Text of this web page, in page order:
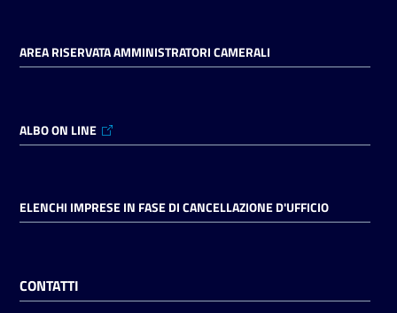
AREA RISERVATA AMMINISTRATORI CAMERALI
ALBO ON LINE
ELENCHI IMPRESE IN FASE DI CANCELLAZIONE D'UFFICIO
CONTATTI